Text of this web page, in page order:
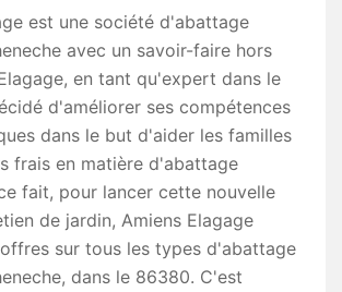
est une société d'abattage
avec un savoir-faire hors
en tant qu'expert dans le
d'améliorer ses compétences
dans le but d'aider les familles
frais en matière d'abattage
fait, pour lancer cette nouvelle
de jardin, Amiens Elagage
sur tous les types d'abattage
dans le 86380. C'est